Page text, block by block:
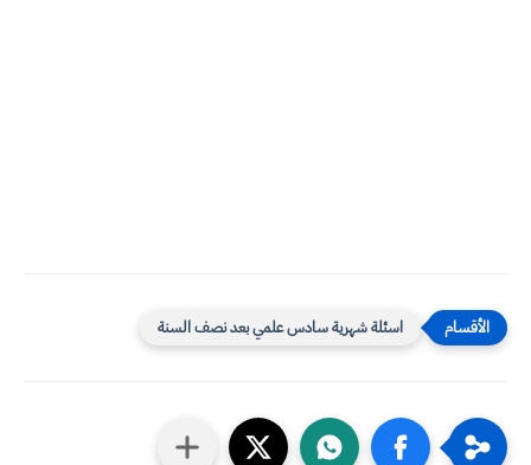
اسئلة شهرية سادس علمي بعد نصف السنة